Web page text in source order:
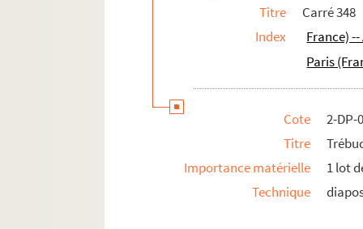
Titre
Carré 348
Index
France)
Paris
Cote
2-DP-
Titre
Importance matérielle
1 lot
Technique